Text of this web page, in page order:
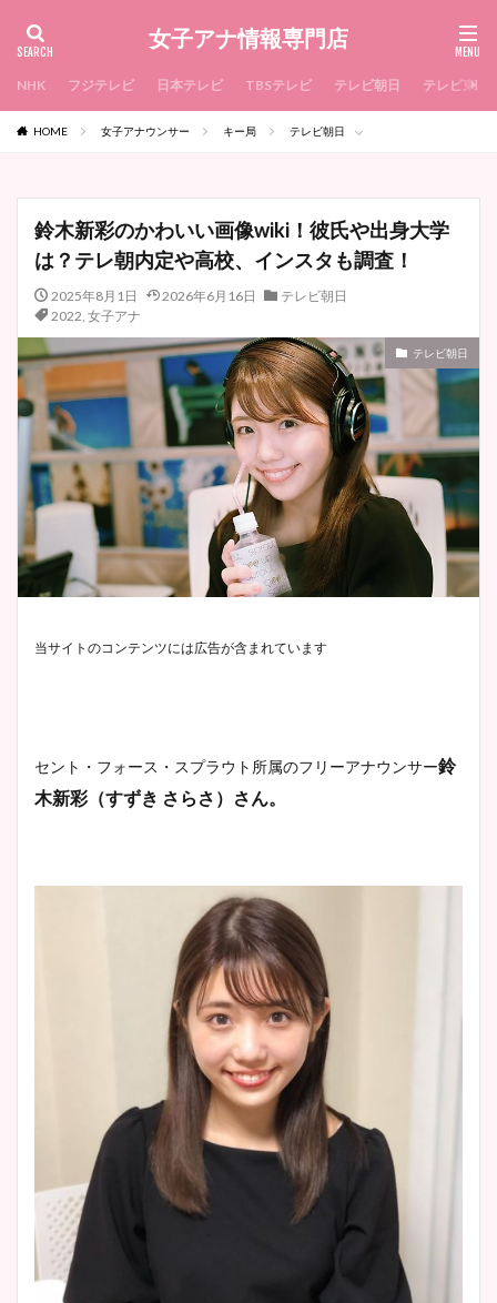
女子アナ情報専門店
NHK フジテレビ 日本テレビ TBSテレビ テレビ朝日 テレビ東京
HOME 女子アナウンサー キー局 テレビ朝日
鈴木新彩のかわいい画像wiki！彼氏や出身大学
は？テレ朝内定や高校、インスタも調査！
2025年8月1日 2026年6月16日
テレビ朝日
2022, 女子アナ
テレビ朝日
当サイトのコンテンツには広告が含まれています
セント・フォース・スプラウト所属のフリーアナウンサー鈴
木新彩（すずき さらさ）さん。